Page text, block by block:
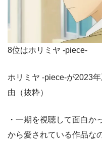
8位はホリミヤ -piece-
ホリミヤ -piece-が2023
由（抜粋）
・一期を視聴して面白か
から愛されている作品な